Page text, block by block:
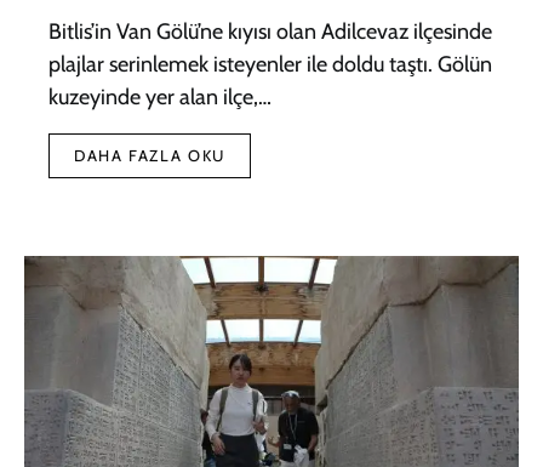
Bitlis’in Van Gölü’ne kıyısı olan Adilcevaz ilçesinde
plajlar serinlemek isteyenler ile doldu taştı. Gölün
kuzeyinde yer alan ilçe,…
DAHA FAZLA OKU